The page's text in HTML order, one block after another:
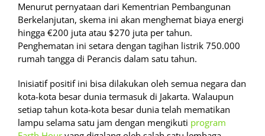
Menurut pernyataan dari Kementrian Pembangunan
Berkelanjutan, skema ini akan menghemat biaya energi
hingga €200 juta atau $270 juta per tahun.
Penghematan ini setara dengan tagihan listrik 750.000
rumah tangga di Perancis dalam satu tahun.
Inisiatif positif ini bisa dilakukan oleh semua negara dan
kota-kota besar dunia termasuk di Jakarta. Walaupun
setiap tahun kota-kota besar dunia telah mematikan
lampu selama satu jam dengan mengikuti program